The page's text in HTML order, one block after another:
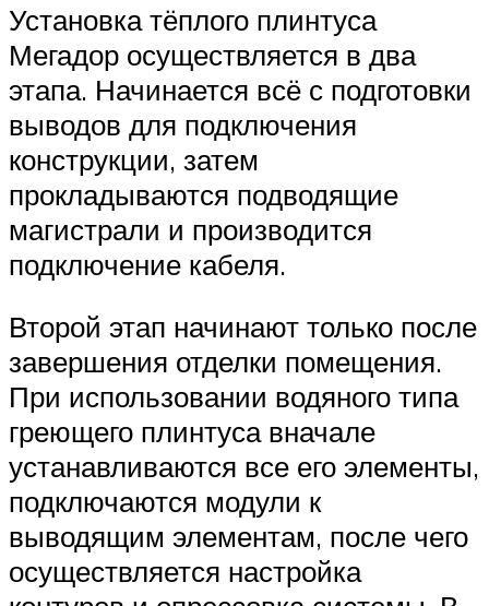
Установка тёплого плинтуса
Мегадор осуществляется в два
этапа. Начинается всё с подготовки
выводов для подключения
конструкции, затем
прокладываются подводящие
магистрали и производится
подключение кабеля.
Второй этап начинают только после
завершения отделки помещения.
При использовании водяного типа
греющего плинтуса вначале
устанавливаются все его элементы,
подключаются модули к
выводящим элементам, после чего
осуществляется настройка